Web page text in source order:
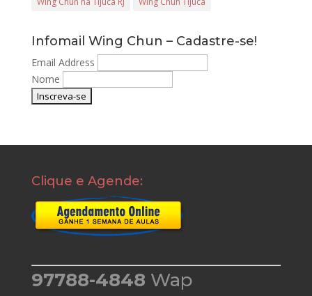
Infomail Wing Chun – Cadastre-se!
Email Address
Nome
Clique e Agende:
97788-4848 Wap